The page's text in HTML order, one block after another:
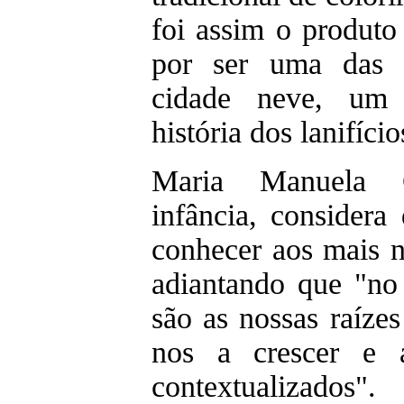
foi assim o
por ser uma das
cidade neve, um
história dos
Maria Manuela
infância,
conhecer aos mais
adiantando que
são as nossas
nos a crescer e
contextualizados".